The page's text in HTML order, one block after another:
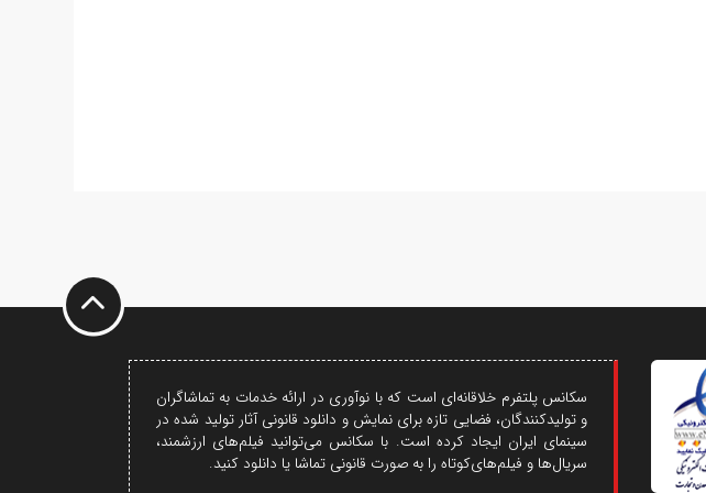
سکانس پلتفرم خلاقانه‌ای است که با نوآوری در ارائه خدمات به تماشاگران
و تولیدکنندگان، فضایی تازه برای نمایش و دانلود قانونی آثار تولید شده در
سینمای ایران ایجاد کرده است. با سکانس می‌توانید فیلم‌های ارزشمند،
سریال‌ها و فیلم‌های‌کوتاه را به صورت قانونی تماشا یا دانلود کنید.